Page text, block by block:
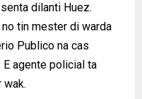
dilanti Huez.
tin mester di warda
Publico na cas
E agente policial ta
wak.